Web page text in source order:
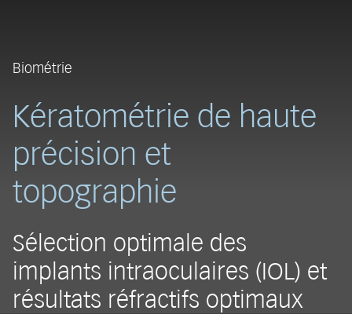
Biométrie
Kératométrie de haute
précision et
topographie
Sélection optimale des
implants intraoculaires (IOL) et
résultats réfractifs optimaux